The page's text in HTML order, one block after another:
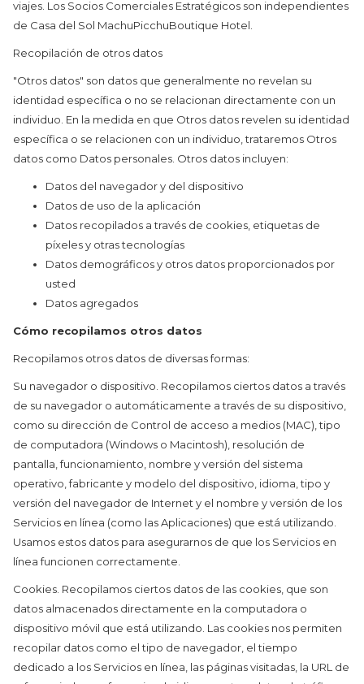
viajes. Los Socios Comerciales Estratégicos son independientes
de Casa del Sol MachuPicchuBoutique Hotel.
Recopilación de otros datos
"Otros datos" son datos que generalmente no revelan su
identidad específica o no se relacionan directamente con un
individuo. En la medida en que Otros datos revelen su identidad
específica o se relacionen con un individuo, trataremos Otros
datos como Datos personales. Otros datos incluyen:
Datos del navegador y del dispositivo
Datos de uso de la aplicación
Datos recopilados a través de cookies, etiquetas de
píxeles y otras tecnologías
Datos demográficos y otros datos proporcionados por
usted
Datos agregados
Cómo recopilamos otros datos
Recopilamos otros datos de diversas formas:
Su navegador o dispositivo. Recopilamos ciertos datos a través
de su navegador o automáticamente a través de su dispositivo,
como su dirección de Control de acceso a medios (MAC), tipo
de computadora (Windows o Macintosh), resolución de
pantalla, funcionamiento, nombre y versión del sistema
operativo, fabricante y modelo del dispositivo, idioma, tipo y
versión del navegador de Internet y el nombre y versión de los
Servicios en línea (como las Aplicaciones) que está utilizando.
Usamos estos datos para asegurarnos de que los Servicios en
línea funcionen correctamente.
Cookies. Recopilamos ciertos datos de las cookies, que son
datos almacenados directamente en la computadora o
dispositivo móvil que está utilizando. Las cookies nos permiten
recopilar datos como el tipo de navegador, el tiempo
dedicado a los Servicios en línea, las páginas visitadas, la URL de